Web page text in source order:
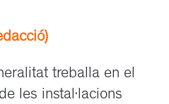
treballa en el
les instal·lacions